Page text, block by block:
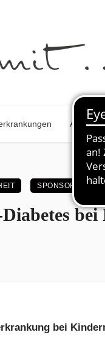
SPONSORED
bei
bei